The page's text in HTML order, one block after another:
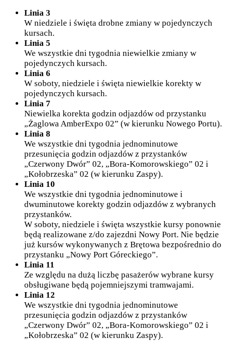
Linia 3
W niedziele i święta drobne zmiany w pojedynczych
kursach.
Linia 5
We wszystkie dni tygodnia niewielkie zmiany w
pojedynczych kursach.
Linia 6
W soboty, niedziele i święta niewielkie korekty w
pojedynczych kursach.
Linia 7
Niewielka korekta godzin odjazdów od przystanku
„Żaglowa AmberExpo 02” (w kierunku Nowego Portu).
Linia 8
We wszystkie dni tygodnia jednominutowe
przesunięcia godzin odjazdów z przystanków
„Czerwony Dwór” 02, „Bora-Komorowskiego” 02 i
„Kołobrzeska” 02 (w kierunku Zaspy).
Linia 10
We wszystkie dni tygodnia jednominutowe i
dwuminutowe korekty godzin odjazdów z wybranych
przystanków.
W soboty, niedziele i święta wszystkie kursy ponownie
będą realizowane z/do zajezdni Nowy Port. Nie będzie
już kursów wykonywanych z Brętowa bezpośrednio do
przystanku „Nowy Port Góreckiego”.
Linia 11
Ze względu na dużą liczbę pasażerów wybrane kursy
obsługiwane będą pojemniejszymi tramwajami.
Linia 12
We wszystkie dni tygodnia jednominutowe
przesunięcia godzin odjazdów z przystanków
„Czerwony Dwór” 02, „Bora-Komorowskiego” 02 i
„Kołobrzeska” 02 (w kierunku Zaspy).